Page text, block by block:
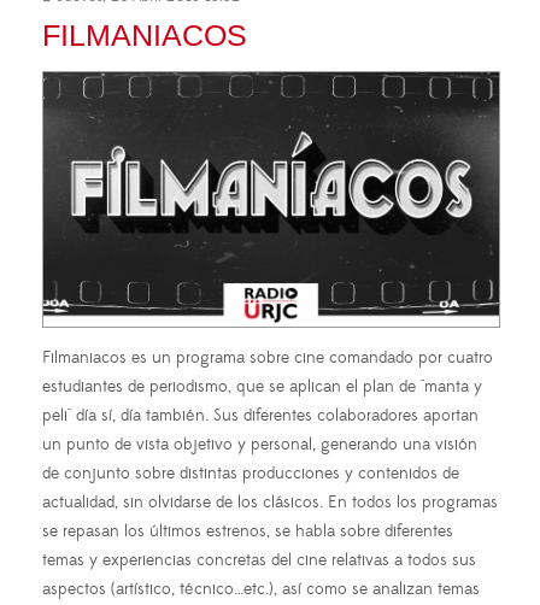
FILMANIACOS
Filmaniacos es un programa sobre cine comandado por cuatro
estudiantes de periodismo, que se aplican el plan de "manta y
peli" día sí, día también. Sus diferentes colaboradores aportan
un punto de vista objetivo y personal, generando una visión
de conjunto sobre distintas producciones y contenidos de
actualidad, sin olvidarse de los clásicos. En todos los programas
se repasan los últimos estrenos, se habla sobre diferentes
temas y experiencias concretas del cine relativas a todos sus
aspectos (artístico, técnico…etc.), así como se analizan temas